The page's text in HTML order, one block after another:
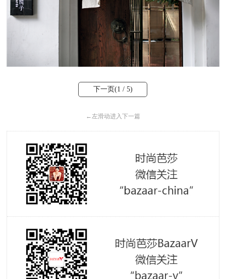
下一页(1 / 5)
←左滑动进入下一篇